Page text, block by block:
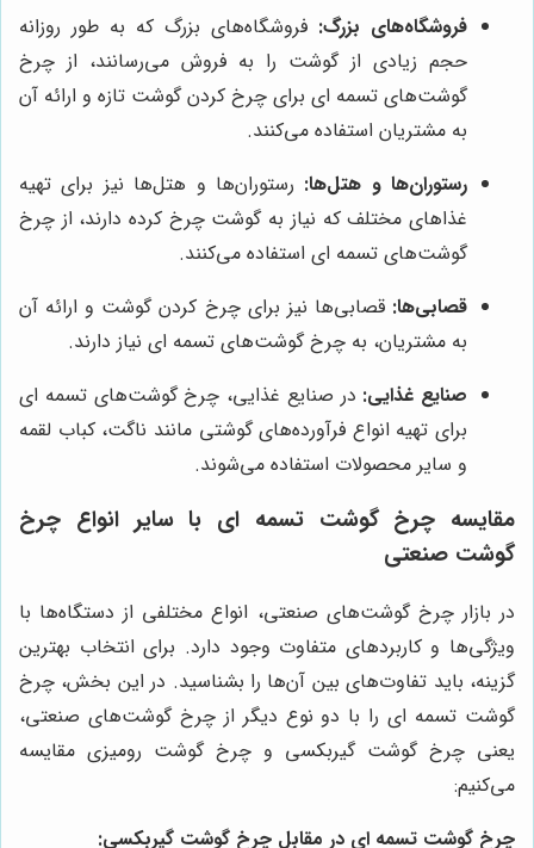
فروشگاه‌های بزرگ: فروشگاه‌های بزرگ که به طور روزانه
حجم زیادی از گوشت را به فروش می‌رسانند، از چرخ
گوشت‌های تسمه ای برای چرخ کردن گوشت تازه و ارائه آن
به مشتریان استفاده می‌کنند.
رستوران‌ها و هتل‌ها: رستوران‌ها و هتل‌ها نیز برای تهیه
غذاهای مختلف که نیاز به گوشت چرخ کرده دارند، از چرخ
گوشت‌های تسمه ای استفاده می‌کنند.
قصابی‌ها: قصابی‌ها نیز برای چرخ کردن گوشت و ارائه آن
به مشتریان، به چرخ گوشت‌های تسمه ای نیاز دارند.
صنایع غذایی: در صنایع غذایی، چرخ گوشت‌های تسمه ای
برای تهیه انواع فرآورده‌های گوشتی مانند ناگت، کباب لقمه
و سایر محصولات استفاده می‌شوند.
مقایسه چرخ گوشت تسمه ای با سایر انواع چرخ
گوشت صنعتی
در بازار چرخ گوشت‌های صنعتی، انواع مختلفی از دستگاه‌ها با
ویژگی‌ها و کاربردهای متفاوت وجود دارد. برای انتخاب بهترین
گزینه، باید تفاوت‌های بین آن‌ها را بشناسید. در این بخش، چرخ
گوشت تسمه ای را با دو نوع دیگر از چرخ گوشت‌های صنعتی،
یعنی چرخ گوشت گیربکسی و چرخ گوشت رومیزی مقایسه
می‌کنیم:
چرخ گوشت تسمه ای در مقابل چرخ گوشت گیربکسی: